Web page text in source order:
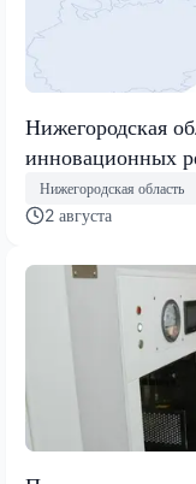
Нижегородская
инновационных
Нижегородская область
2 августа